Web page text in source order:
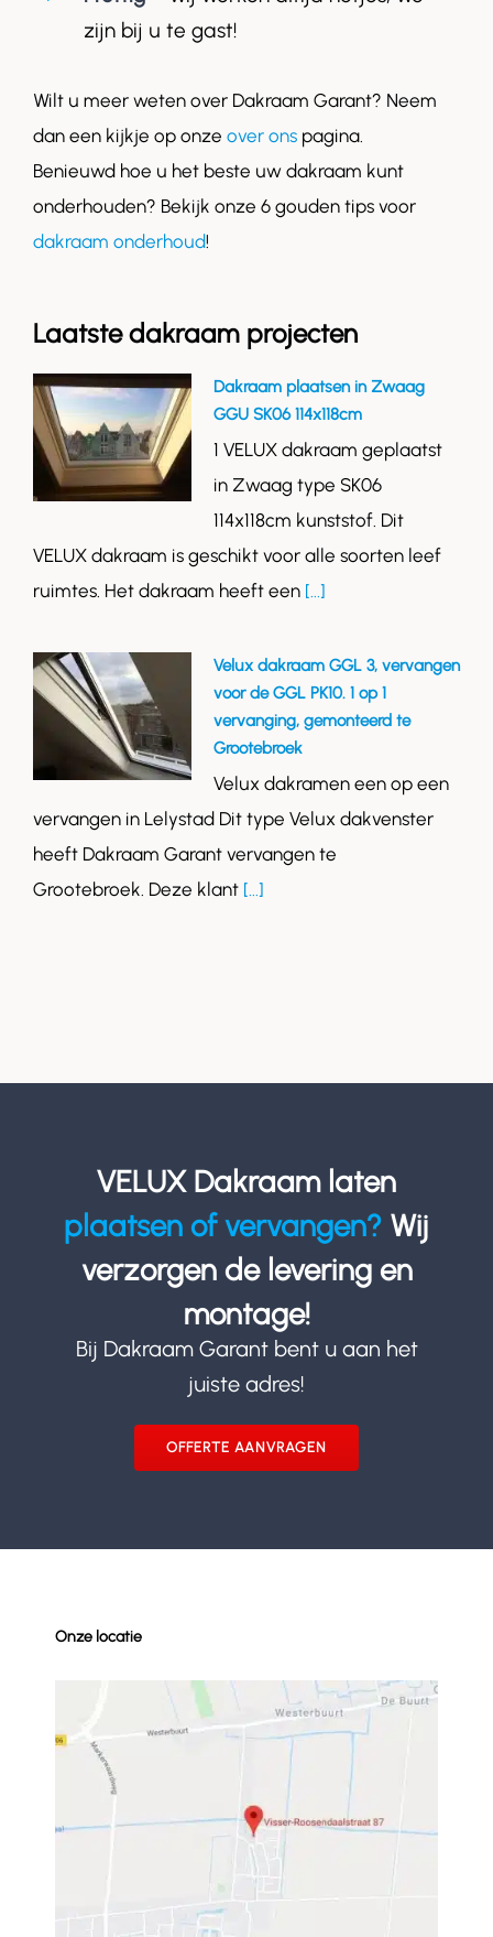
zijn bij u te gast!
Wilt u meer weten over Dakraam Garant? Neem
dan een kijkje op onze over ons pagina.
Benieuwd hoe u het beste uw dakraam kunt
onderhouden? Bekijk onze 6 gouden tips voor
dakraam onderhoud!
Laatste dakraam projecten
Dakraam plaatsen in Zwaag
GGU SK06 114x118cm
1 VELUX dakraam geplaatst
in Zwaag type SK06
114x118cm kunststof. Dit
VELUX dakraam is geschikt voor alle soorten leef
ruimtes. Het dakraam heeft een [...]
Velux dakraam GGL 3, vervangen
voor de GGL PK10. 1 op 1
vervanging, gemonteerd te
Grootebroek
Velux dakramen een op een
vervangen in Lelystad Dit type Velux dakvenster
heeft Dakraam Garant vervangen te
Grootebroek. Deze klant [...]
VELUX Dakraam laten
plaatsen of vervangen? Wij
verzorgen de levering en
montage!
Bij Dakraam Garant bent u aan het
juiste adres!
OFFERTE AANVRAGEN
Onze locatie